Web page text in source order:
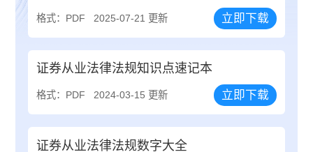
格式：PDF 2025-07-21 更新 立即下载
证券从业法律法规知识点速记本
格式：PDF 2024-03-15 更新 立即下载
证券从业法律法规数字大全